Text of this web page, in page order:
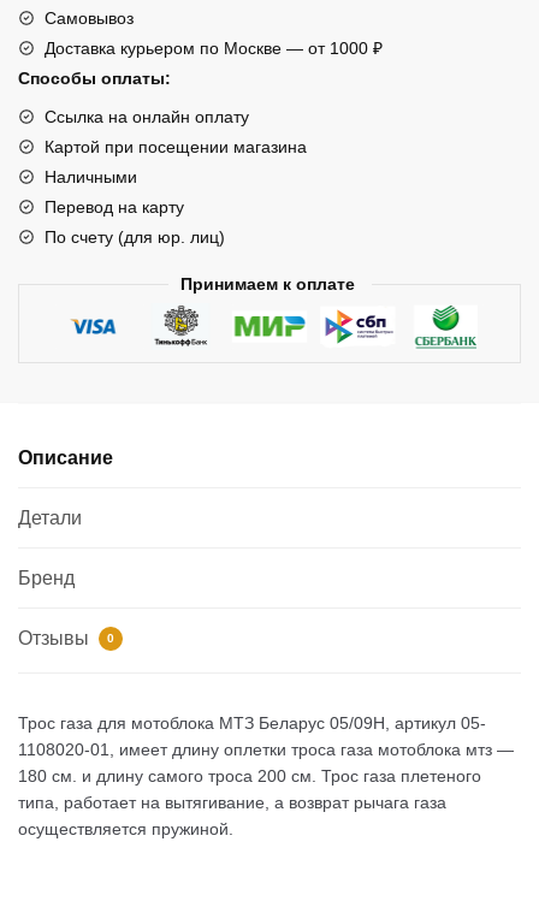
Самовывоз
Доставка курьером по Москве — от 1000 ₽
Способы оплаты:
Ссылка на онлайн оплату
Картой при посещении магазина
Наличными
Перевод на карту
По счету (для юр. лиц)
Принимаем к оплате
Описание
Детали
Бренд
Отзывы 0
Трос газа для мотоблока МТЗ Беларус 05/09H, артикул 05-
1108020-01, имеет длину оплетки троса газа мотоблока мтз —
180 см. и длину самого троса 200 см. Трос газа плетеного
типа, работает на вытягивание, а возврат рычага газа
осуществляется пружиной.